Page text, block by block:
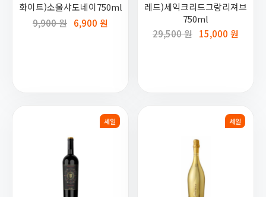
화이트)소울샤도네이750ml
9,900 원 6,900 원
레드)세익크리드그랑리져브
750ml
29,500 원 15,000 원
세일 세일